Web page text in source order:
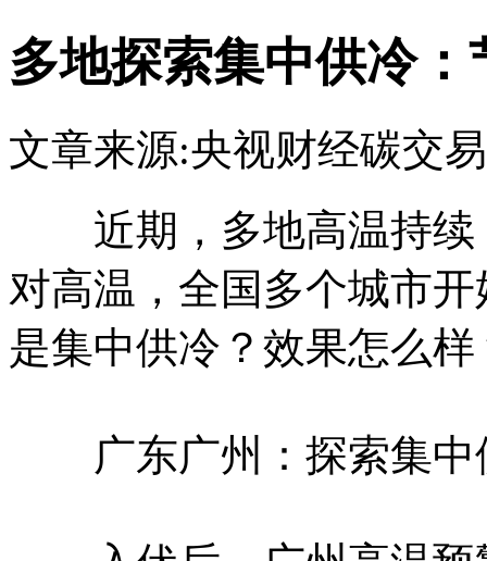
多地探索集中供冷
文章来源:央视财经碳交
近期，多地高温持续
对高温，全国多个城市
是集中供冷？效果怎么样
广东广州：探索集中